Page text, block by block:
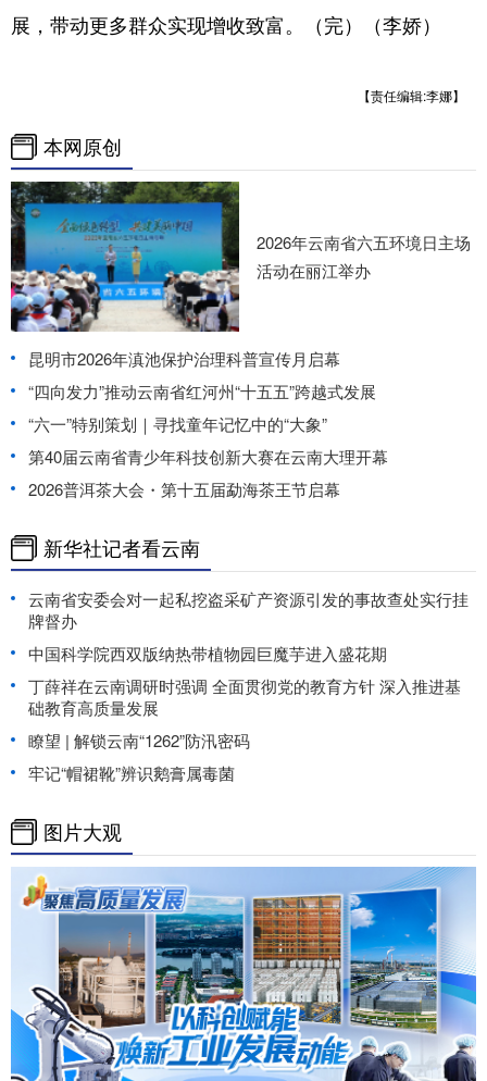
展，带动更多群众实现增收致富。（完）（李娇）
【责任编辑:李娜】
本网原创
2026年云南省六五环境日主场
活动在丽江举办
昆明市2026年滇池保护治理科普宣传月启幕
“四向发力”推动云南省红河州“十五五”跨越式发展
“六一”特别策划｜寻找童年记忆中的“大象”
第40届云南省青少年科技创新大赛在云南大理开幕
2026普洱茶大会・第十五届勐海茶王节启幕
新华社记者看云南
云南省安委会对一起私挖盗采矿产资源引发的事故查处实行挂
牌督办
中国科学院西双版纳热带植物园巨魔芋进入盛花期
丁薛祥在云南调研时强调 全面贯彻党的教育方针 深入推进基
础教育高质量发展
瞭望 | 解锁云南“1262”防汛密码
牢记“帽裙靴”辨识鹅膏属毒菌
图片大观